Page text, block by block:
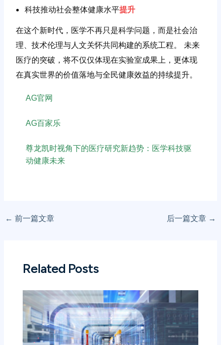
科技推动社会整体健康水平提升
在这个新时代，医学不再只是科学问题，而是社会治
理、技术伦理与人文关怀共同构建的系统工程。 未来
医疗的突破，将不仅仅体现在实验室成果上，更体现
在真实世界的价值落地与全民健康效益的持续提升。
AG官网
AG百家乐
尊龙凯时视角下的医疗研究新趋势：医学科技驱
动健康未来
← 前一篇文章 后一篇文章 →
Related Posts